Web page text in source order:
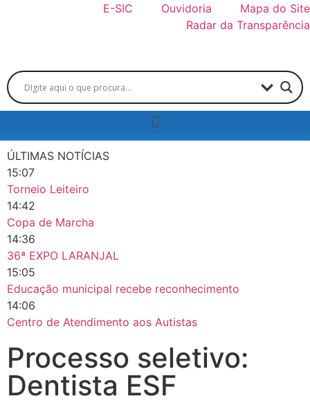
E-SIC Ouvidoria
Mapa do Site
Radar da Transparência
ÚLTIMAS NOTÍCIAS
15:07
Torneio Leiteiro
14:42
Copa de Marcha
14:36
36ª EXPO LARANJAL
15:05
Educação municipal recebe reconhecimento
14:06
Centro de Atendimento aos Autistas
Processo seletivo:
Dentista ESF